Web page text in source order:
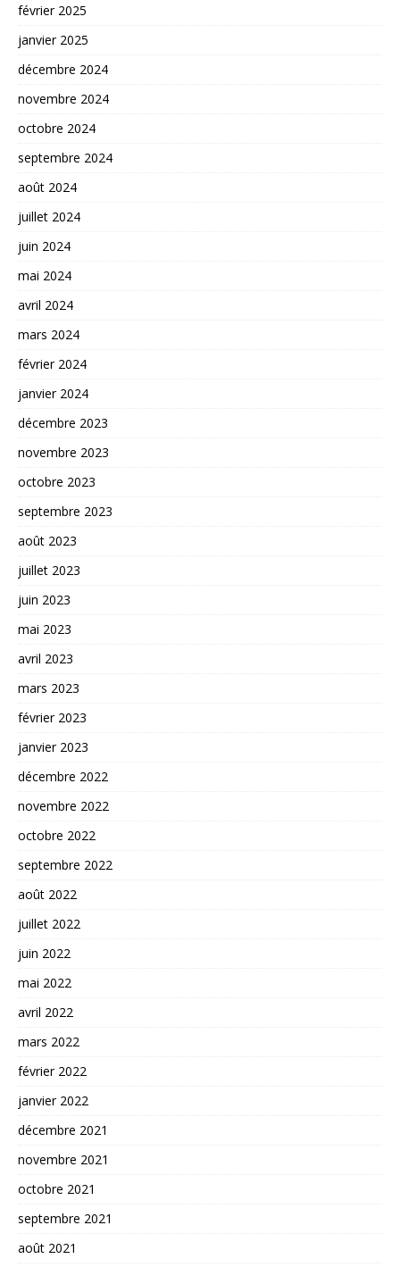
février 2025
janvier 2025
décembre 2024
novembre 2024
octobre 2024
septembre 2024
août 2024
juillet 2024
juin 2024
mai 2024
avril 2024
mars 2024
février 2024
janvier 2024
décembre 2023
novembre 2023
octobre 2023
septembre 2023
août 2023
juillet 2023
juin 2023
mai 2023
avril 2023
mars 2023
février 2023
janvier 2023
décembre 2022
novembre 2022
octobre 2022
septembre 2022
août 2022
juillet 2022
juin 2022
mai 2022
avril 2022
mars 2022
février 2022
janvier 2022
décembre 2021
novembre 2021
octobre 2021
septembre 2021
août 2021